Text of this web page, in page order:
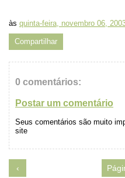
às quinta-feira, novembro 06,
Compartilhar
0 comentários:
Postar um comentário
Seus comentários são muito
site
‹